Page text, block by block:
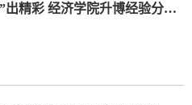
研途领航，“博”出精彩 经济学院升博经验分享会